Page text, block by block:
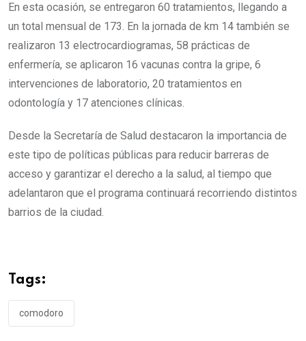
En esta ocasión, se entregaron 60 tratamientos, llegando a
un total mensual de 173. En la jornada de km 14 también se
realizaron 13 electrocardiogramas, 58 prácticas de
enfermería, se aplicaron 16 vacunas contra la gripe, 6
intervenciones de laboratorio, 20 tratamientos en
odontología y 17 atenciones clínicas.
Desde la Secretaría de Salud destacaron la importancia de
este tipo de políticas públicas para reducir barreras de
acceso y garantizar el derecho a la salud, al tiempo que
adelantaron que el programa continuará recorriendo distintos
barrios de la ciudad.
Tags:
comodoro